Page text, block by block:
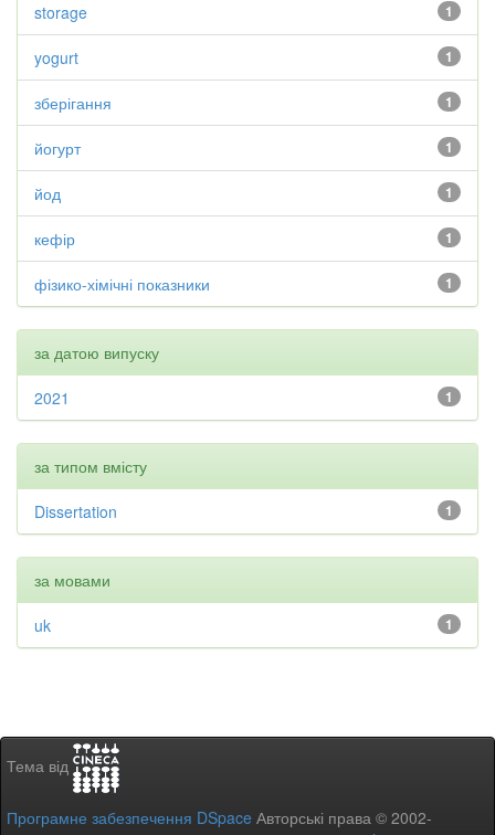
1
storage
1
yogurt
1
зберігання
1
йогурт
1
йод
1
кефір
1
фізико-хімічні показники
за датою випуску
1
2021
за типом вмісту
1
Dissertation
за мовами
1
uk
Тема від
Програмне забезпечення DSpace Авторські права © 2002-